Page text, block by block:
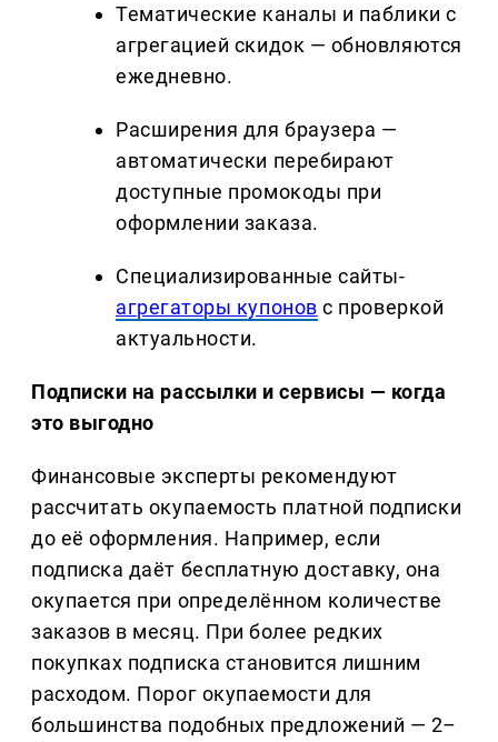
Тематические каналы и паблики с
агрегацией скидок — обновляются
ежедневно.
Расширения для браузера —
автоматически перебирают
доступные промокоды при
оформлении заказа.
Специализированные сайты-
агрегаторы купонов с проверкой
актуальности.
Подписки на рассылки и сервисы — когда
это выгодно
Финансовые эксперты рекомендуют
рассчитать окупаемость платной подписки
до её оформления. Например, если
подписка даёт бесплатную доставку, она
окупается при определённом количестве
заказов в месяц. При более редких
покупках подписка становится лишним
расходом. Порог окупаемости для
большинства подобных предложений — 2–